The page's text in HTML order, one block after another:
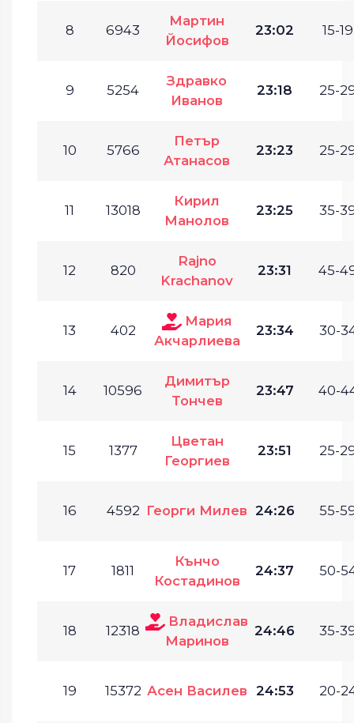
8 6943
Мартин
Йосифов
23:02 15-
9 5254
Здравко
Иванов
23:18 25-
10 5766
Петър
Атанасов
23:23 25-
11 13018
Кирил
Манолов
23:25 35-
12 820
Rajno
Krachanov
23:31 45-
13 402
Мария
Акчарлиева
23:34 30-
14 10596
Димитър
Тончев
23:47 40-
15 1377
Цветан
Георгиев
23:51 25-
16 4592 Георги Милев 24:26 55-
17 1811
Кънчо
Костадинов
24:37 50-
18 12318
Владислав
Маринов
24:46 35-
19 15372 Асен Василев 24:53 20-